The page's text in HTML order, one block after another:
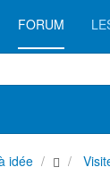
FORUM
idée